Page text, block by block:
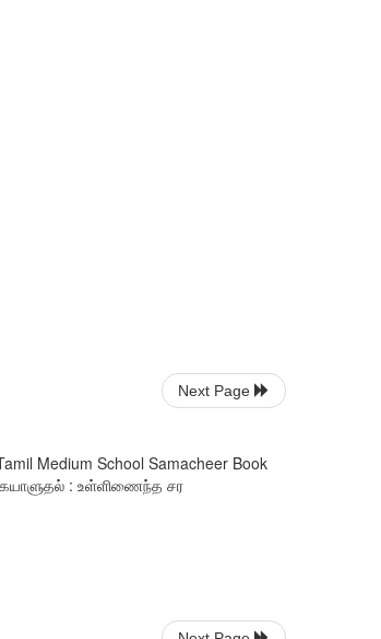
Next Page
Medium School Samacheer Book
: உள்ளிணைந்த சர